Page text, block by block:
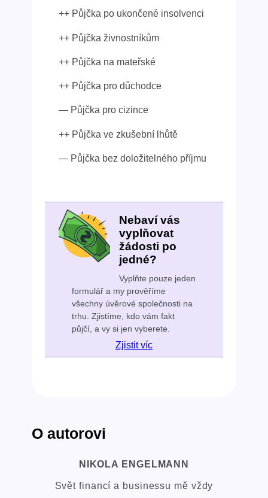
++ Půjčka po ukončené insolvenci
++ Půjčka živnostníkům
++ Půjčka na mateřské
++ Půjčka pro důchodce
— Půjčka pro cizince
++ Půjčka ve zkušební lhůtě
— Půjčka bez doložitelného příjmu
Nebaví vás
vyplňovat
žádosti po
jedné?
Vyplňte pouze jeden
formulář a my prověříme
všechny úvěrové společnosti na
trhu. Zjistíme, kdo vám fakt
půjčí, a vy si jen vyberete.
Zjistit víc
O autorovi
NIKOLA ENGELMANN
Svět financí a businessu mě vždy